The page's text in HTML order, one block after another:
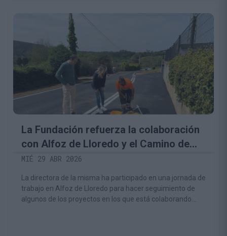
La Fundación refuerza la colaboración
con Alfoz de Lloredo y el Camino de
Santiago de la Costa
MIÉ 29 ABR 2026
La directora de la misma ha participado en una jornada de
trabajo en Alfoz de Lloredo para hacer seguimiento de
algunos de los proyectos en los que está colaborando